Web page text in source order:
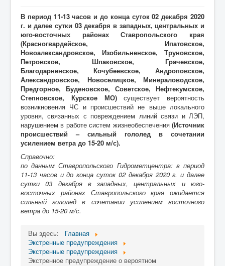
В период 11-13 часов и до конца суток 02 декабря 2020
г. и далее сутки 03 декабря в западных, центральных и
юго-восточных районах Ставропольского края
(Красногвардейское, Ипатовское,
Новоалександровское, Изобильненское, Труновское,
Петровское, Шпаковское, Грачевское,
Благодарненское, Кочубеевское, Андроповское,
Александровское, Новоселицкое, Минераловодское,
Предгорное, Буденовское, Советское, Нефтекумское,
Степновское, Курское МО)существует вероятность
возникновения ЧС и происшествий не выше локального
уровня, связанных с повреждением линий связи и ЛЭП,
нарушением в работе систем жизнеобеспечения (Источник
происшествий – сильный гололед в сочетании
усилением ветра до 15-20 м/с).
Справочно:
по данным Ставропольского Гидрометцентра: в период
11-13 часов и до конца суток 02 декабря 2020 г. и далее
сутки 03 декабря в западных, центральных и юго-
восточных районах Ставропольского края ожидается
сильный гололед
в сочетании усилением восточного
ветра до 15-20 м/с.
Вы здесь:
Главная
Экстренные предупреждения
Экстренные предупреждения
Экстренное предупреждение о вероятном